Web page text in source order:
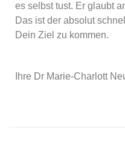
es selbst tust. Er glaubt
Das ist der absolut
Dein Ziel zu kommen.
Ihre Dr Marie-Charlott